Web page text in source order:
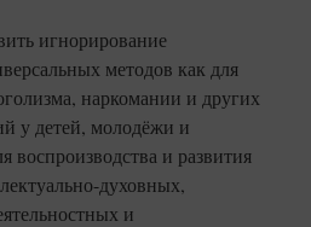
игнорирование
методов как для
наркомании и других
у детей, молодёжи и
воспроизводства и развития
духовных,
и